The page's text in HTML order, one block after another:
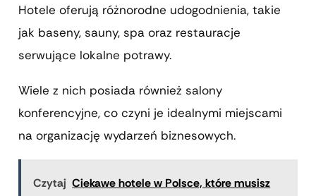
Hotele oferują różnorodne udogodnienia, takie
jak baseny, sauny, spa oraz restauracje
serwujące lokalne potrawy.
Wiele z nich posiada również salony
konferencyjne, co czyni je idealnymi miejscami
na organizację wydarzeń biznesowych.
Czytaj Ciekawe hotele w Polsce, które musisz